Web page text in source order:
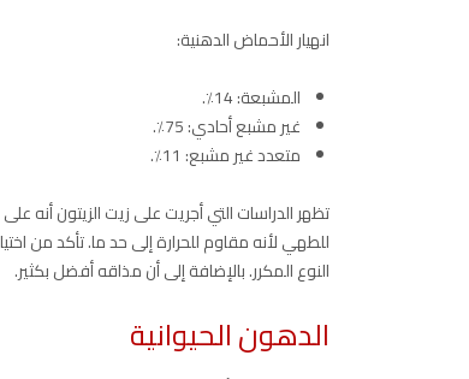
انهيار الأحماض الدهنية:
المشبعة: 14٪.
غير مشبع أحادي: 75٪.
متعدد غير مشبع: 11٪.
تظهر الدراسات التي أجريت على زيت الزيتون أنه
للطهي لأنه مقاوم للحرارة إلى حد ما. تأكد من
النوع المكرر. بالإضافة إلى أن مذاقه أفضل بكثير.
الدهون الحيوانية